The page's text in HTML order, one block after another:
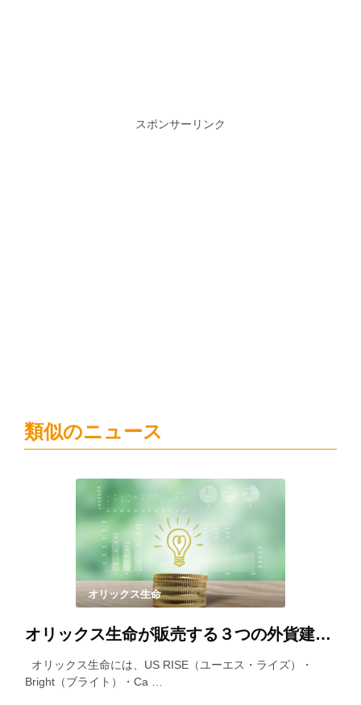
スポンサーリンク
類似のニュース
オリックス生命
オリックス生命が販売する３つの外貨建て保険を徹底比較！
オリックス生命には、US RISE（ユーエス・ライズ）・
Bright（ブライト）・Ca …